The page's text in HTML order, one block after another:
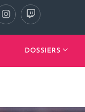
DOSSIERS